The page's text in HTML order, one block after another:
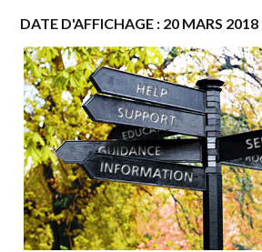
DATE D'AFFICHAGE : 20 MARS 2018